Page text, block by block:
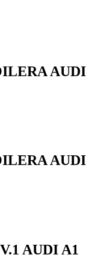
AUDI
AUDI
AUDI A1